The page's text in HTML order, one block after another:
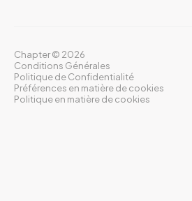
Chapter © 2026
Conditions Générales
Politique de Confidentialité
Préférences en matière de cookies
Politique en matière de cookies